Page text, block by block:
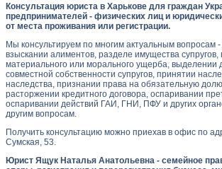
Консультация юриста в Харькове для граждан
предпринимателей - физических лиц и
от места проживания или регистрации.
Мы консультируем по многим актуальным вопросам -
взыскании алиментов, разделе имущества супругов,
материального или морального ущерба, выделении
совместной собственности супругов, принятии
наследства, признании права на обязательную долю
расторжении кредитного договора, оспаривании
оспаривании действий ГАИ, ГНИ, ПФУ и других
другим вопросам.
Получить консультацию можно приехав в офис по
Сумская, 53.
Юрист Ящук Наталья Анатольевна - семейное